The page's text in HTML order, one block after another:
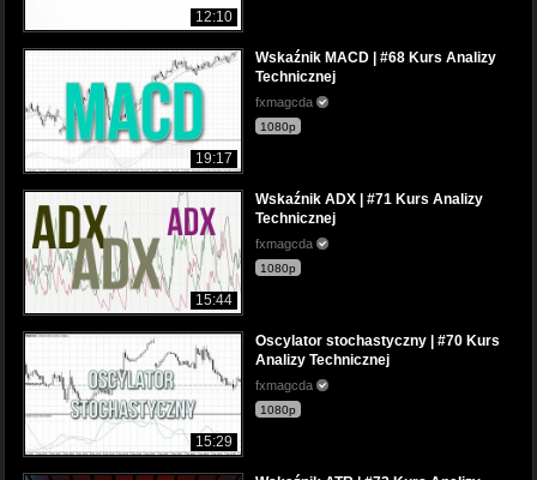
12:10
19:17
Wskaźnik MACD | #68 Kurs Analizy
Technicznej
fxmagcda
1080p
15:44
Wskaźnik ADX | #71 Kurs Analizy
Technicznej
fxmagcda
1080p
15:29
Oscylator stochastyczny | #70 Kurs
Analizy Technicznej
fxmagcda
1080p